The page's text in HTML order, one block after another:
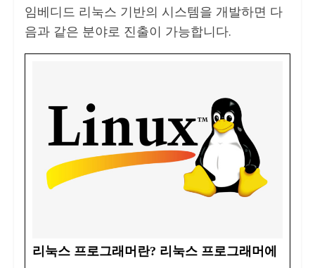
임베디드 리눅스 기반의 시스템을 개발하면 다
음과 같은 분야로 진출이 가능합니다.
리눅스 프로그래머란? 리눅스 프로그래머에